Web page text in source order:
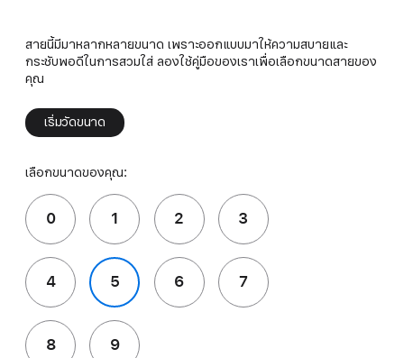
สายนี้มีมาหลากหลายขนาด เพราะออกแบบมาให้ความสบายและ
กระชับพอดีในการสวมใส่ ลองใช้คู่มือของเราเพื่อเลือกขนาดสายของ
คุณ
เริ่มวัดขนาด
เลือกขนาดของคุณ:
0 1 2 3
4 5 6 7
8 9